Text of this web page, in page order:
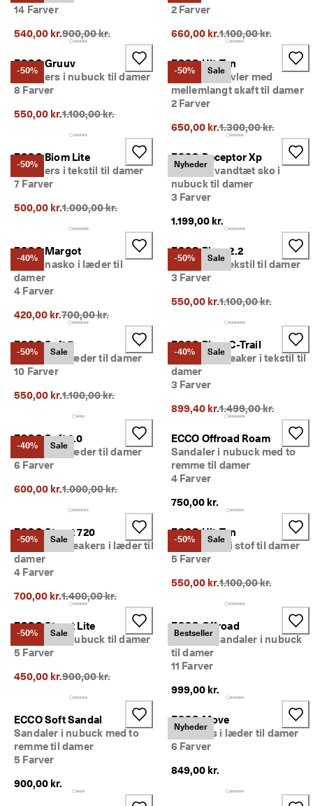
Udsalg
Udforsk ECCO
ECCO.kollektive
Min konto
Bliv ECCO medlem, og få produktbelønninger, adgang til særlige
lanceringer, begivenheder og mere.
Opret konto Log ind
14 Farver
540,00 kr.Oprindelig pris {{price}}:
900,00 kr.
2 Farver
660,00 kr.Oprindelig pris
1.100,00 kr.
-50%
ECCO Gruuv
Sneakers i nubuck til damer
8 Farver
550,00 kr.Oprindelig pris {{price}}:
1.100,00 kr.
-50% Sale
ECCO Ult-Trn
Outdoor støvler med
mellemlangt skaft til damer
2 Farver
650,00 kr.Oprindelig pris
1.300,00 kr.
-50%
ECCO Biom Lite
Sneakers i tekstil til damer
7 Farver
500,00 kr.Oprindelig pris {{price}}:
1.000,00 kr.
Nyheder
ECCO Receptor Xp
Outdoor vandtæt sko i
nubuck til damer
3 Farver
1.199,00 kr.
-40%
ECCO Margot
Ballerinasko i læder til
damer
4 Farver
420,00 kr.Oprindelig pris {{price}}:
700,00 kr.
-50% Sale
ECCO Biom 2.2
Sneakers i tekstil til damer
3 Farver
550,00 kr.Oprindelig pris
1.100,00 kr.
-50% Sale
ECCO Soft 7
Sneakers i læder til damer
10 Farver
550,00 kr.Oprindelig pris {{price}}:
1.100,00 kr.
-40% Sale
ECCO Biom C-Trail
Gore-Tex sneaker i tekstil til
damer
3 Farver
899,40 kr.Oprindelig pris
1.499,00 kr.
-40% Sale
ECCO Soft 2.0
Sneakers i læder til damer
6 Farver
600,00 kr.Oprindelig pris {{price}}:
1.000,00 kr.
ECCO Offroad Roam
Sandaler i nubuck med to
remme til damer
4 Farver
750,00 kr.
-50% Sale
ECCO Street 720
Gore-Tex sneakers i læder til
damer
4 Farver
700,00 kr.Oprindelig pris {{price}}:
1.400,00 kr.
-50% Sale
ECCO Ult-Trn
Slip-on sko i stof til damer
5 Farver
550,00 kr.Oprindelig pris
1.100,00 kr.
-50% Sale
ECCO Street Lite
Sneakers i nubuck til damer
5 Farver
450,00 kr.Oprindelig pris {{price}}:
900,00 kr.
Bestseller
ECCO Offroad
Outdoor sandaler i nubuck
til damer
11 Farver
999,00 kr.
ECCO Soft Sandal
Sandaler i nubuck med to
remme til damer
5 Farver
900,00 kr.
Nyheder
ECCO Move
Sneakers i læder til damer
6 Farver
849,00 kr.